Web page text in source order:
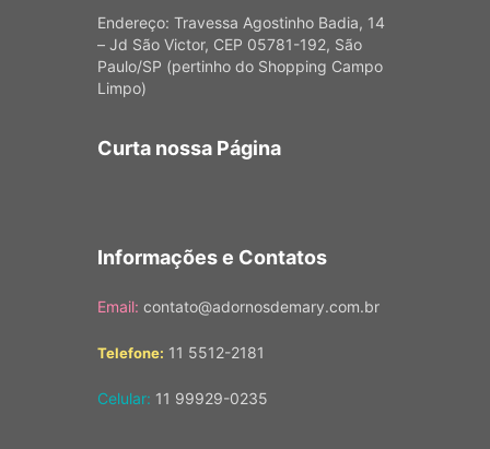
Endereço: Travessa Agostinho Badia, 14
– Jd São Victor, CEP 05781-192, São
Paulo/SP (pertinho do Shopping Campo
Limpo)
Curta nossa Página
Informações e Contatos
Email: contato@adornosdemary.com.br
Telefone: 11 5512-2181
Celular: 11 99929-0235